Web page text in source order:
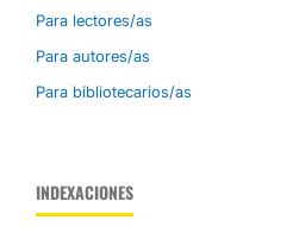
Para lectores/as
Para autores/as
Para bibliotecarios/as
INDEXACIONES